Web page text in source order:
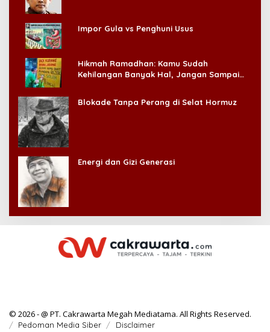
Impor Gula vs Penghuni Usus
Hikmah Ramadhan: Kamu Sudah
Kehilangan Banyak Hal, Jangan Sampai
Blokade Tanpa Perang di Selat Hormuz
Energi dan Gizi Generasi
© 2026 - @ PT. Cakrawarta Megah Mediatama. All Rights Reserved.
Pedoman Media Siber Disclaimer